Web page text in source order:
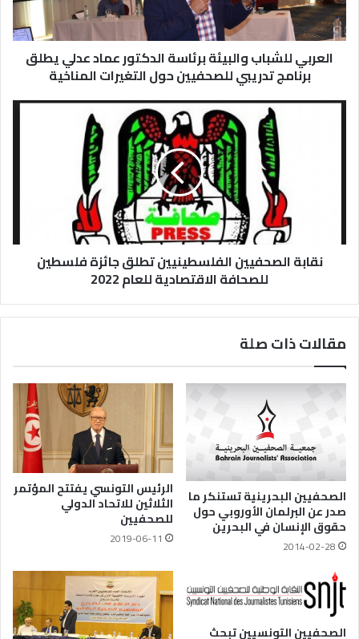
العربي للشباب والبيئة برئاسة الدكتور عماد عدلي يطلق
برنامج تدريبي للصحفيين حول التغيرات المناخية
نقابة الصحفيين الفلسطينيين تطلق جائزة فلسطين
للصحافة الاقتصادية للعام 2022
مقالات ذات صلة
الصحفيين البحرينية تستنكر ما
صدر عن البرلمان الأوروبي حول
حقوق الإنسان في البحرين
2014-02-28
الرئيس التونسي يفتتح المؤتمر
الثلاثين للاتحاد الدولي
للصحفيين
2019-06-11
الصحفيين التونسيين تبحث